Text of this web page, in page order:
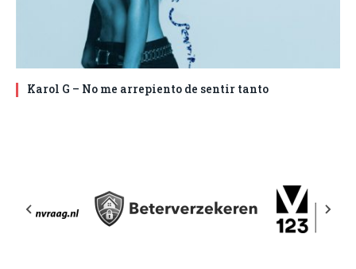
Karol G – No me arrepiento de sentir tanto